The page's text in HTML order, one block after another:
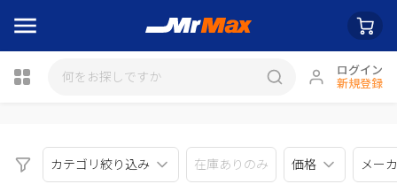
ログイン
新規登録
カテゴリ絞り込み 在庫ありのみ 価格 メー